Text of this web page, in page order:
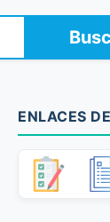
ENLACES